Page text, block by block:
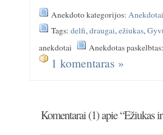
Anekdoto kategorijos:
Tags:delfi,draugai,ežiukas,
anekdotai
Anekdotas
1 komentaras »
Komentarai (1) apie “Ežiukas